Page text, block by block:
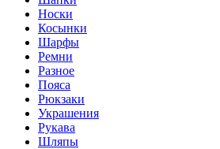
Носки
Косынки
Шарфы
Ремни
Разное
Пояса
Рюкзаки
Украшения
Рукава
Шляпы